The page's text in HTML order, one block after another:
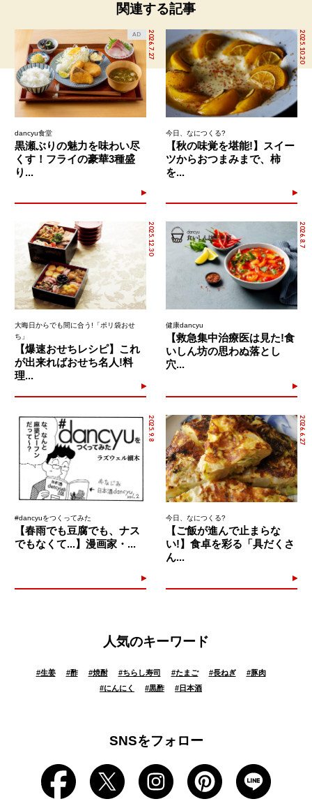
関連する記事
2026.7.27
AD
dancyu食堂
黒瀬ぶりの魅力を味わい尽
くす！フライの豪華3種盛
り...
2025.10.20
今日、なにつくる?
【秋の味覚を堪能!】スイー
ツからおつまみまで、柿
を...
2025.12.30
大晦日からでも間に合う!「ポリ袋おせ
ち」
【爆速おせちレシピ】これ
が出来ればおせち名人!料
理...
2026.8.7
健康dancyu
【救急集中治療医は見た!食
いしん坊の思わぬ落とし
穴...
2025.9.8
#dancyuをつくってみた
【春雨でも豆腐でも、ナス
でもなくて...】漫画家・...
2026.6.27
今日、なにつくる?
【ご飯が進んで止まらな
い!】食卓を彩る「具だくさ
ん...
人気のキーワード
#生姜 #酢 #焼酎 #ちらし寿司 #たまご #長ねぎ #豚肉
#にんにく #黒酢 #日本酒
SNSをフォロー